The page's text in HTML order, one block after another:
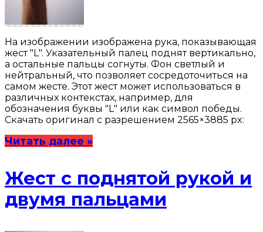
На изображении изображена рука, показывающая
жест "L". Указательный палец поднят вертикально,
а остальные пальцы согнуты. Фон светлый и
нейтральный, что позволяет сосредоточиться на
самом жесте. Этот жест может использоваться в
различных контекстах, например, для
обозначения буквы "L" или как символ победы.
Скачать оригинал с разрешением 2565×3885 px:
Читать далее »
Жест с поднятой рукой и
двумя пальцами